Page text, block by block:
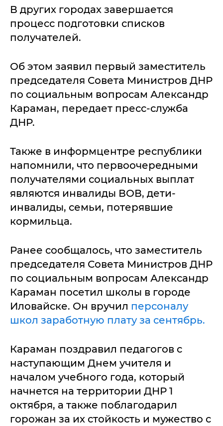
В других городах завершается
процесс подготовки списков
получателей.
Об этом заявил первый заместитель
председателя Совета Министров ДНР
по социальным вопросам Александр
Караман, передает пресс-служба
ДНР.
Также в информцентре республики
напомнили, что первоочередными
получателями социальных выплат
являются инвалиды ВОВ, дети-
инвалиды, семьи, потерявшие
кормильца.
Ранее сообщалось, что заместитель
председателя Совета Министров ДНР
по социальным вопросам Александр
Караман посетил школы в городе
Иловайске. Он вручил персоналу
школ заработную плату за сентябрь.
Караман поздравил педагогов с
наступающим Днем учителя и
началом учебного года, который
начнется на территории ДНР 1
октября, а также поблагодарил
горожан за их стойкость и мужество с